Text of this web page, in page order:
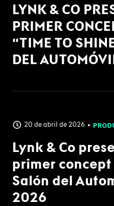
LYNK & CO
PRIMER
“TIME TO
DEL
20 de abril de 2026
Lynk & Co
primer concept
Salón del
2026